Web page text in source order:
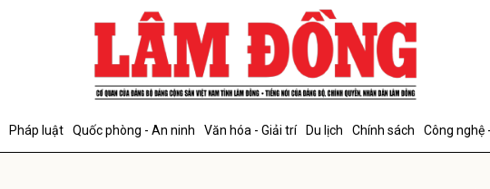
Pháp luật Quốc phòng - An ninh Văn hóa - Giải trí Du lịch Chính sách Công nghệ
Gửi bình luận